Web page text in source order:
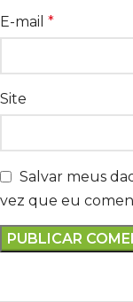
E-mail *
Site
Salvar meus
vez que eu